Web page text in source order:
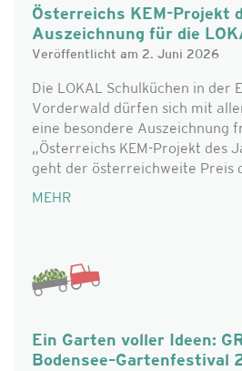
Österreichs KEM-Projekt
Auszeichnung für die
Veröffentlicht am 2. Juni 2026
Die LOKAL Schulküchen in der
Vorderwald dürfen sich mit
eine besondere Auszeichnung
„Österreichs KEM-Projekt des
geht der österreichweite Preis
MEHR
Ein Garten voller Ideen:
Bodensee–Gartenfestival